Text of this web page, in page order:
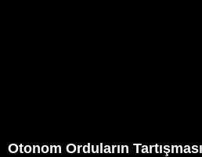
Otonom Orduların Tartışması